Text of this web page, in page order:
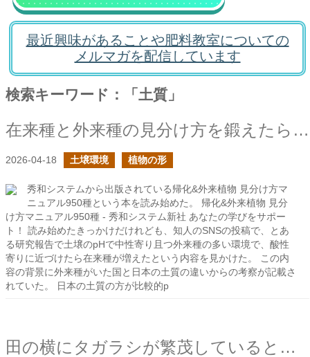
最近興味があることや肥料教室についての
メルマガを配信しています
検索キーワード：「土質」
在来種と外来種の見分け方を鍛えたら、見えてくるものが変わってくるかも
2026-04-18 土壌環境 植物の形
秀和システムから出版されている帰化&外来植物 見分け方マ
ニュアル950種という本を読み始めた。 帰化&外来植物 見分
け方マニュアル950種 - 秀和システム新社 あなたの学びをサポー
ト！ 読み始めたきっかけだけれども、知人のSNSの投稿で、とあ
る研究報告で土壌のpHで中性寄り且つ外来種の多い環境で、酸性
寄りに近づけたら在来種が増えたという内容を見かけた。 この内
容の背景に外来種がいた国と日本の土質の違いからの考察が記載さ
れていた。 日本の土質の方が比較的p
田の横にタガラシが繁茂していると困るよね